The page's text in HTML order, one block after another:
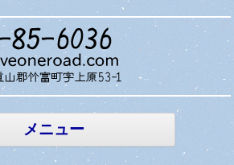
メニュー
コンテン